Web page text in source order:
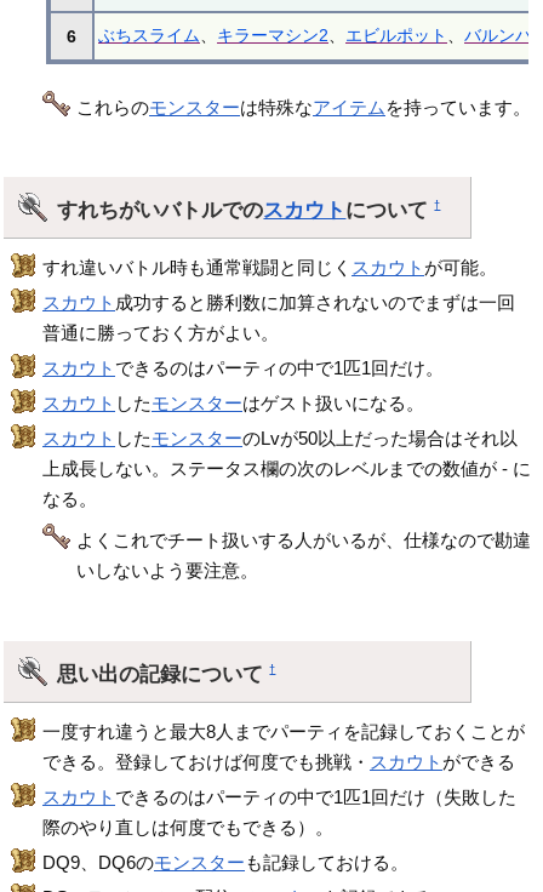
6 ぶちスライム キラーマシン2 エビルポット 、バルンバ
これらのモンスターは特殊なアイテム を持っています。
すれちがいバトルでのスカウト について†
すれ違いバトル時も通常戦闘と同じく スカウト が可能。
スカウト 成功すると勝利数に加算されないのでまずは一回
普通に勝っておく方がよい。
スカウト できるのはパーティの中で1匹1回だけ。
スカウト したモンスターはゲスト扱いになる。
スカウト したモンスターのLvが50以上だった場合はそれ以
上成長しない。ステータス欄の次のレベルまでの数値が - に
なる。
よくこれでチート扱いする人がいるが、仕様なので勘違
いしないよう要注意。
思い出の記録について†
一度すれ違うと最大8人までパーティを記録しておくことが
できる。登録しておけば何度でも挑戦・ スカウト ができる
スカウト できるのはパーティの中で1匹1回だけ（失敗した
際のやり直しは何度でもできる）。
DQ9、DQ6のモンスターも記録しておける。